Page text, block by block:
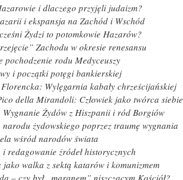
i dlaczego przyjęli judaizm?
i ekspansja na Zachód i Wschód
Żydzi to potomkowie Hazarów?
Zachodu w okresie renesansu
pochodzenie rodu Medyceuszy
i początki potęgi bankierskiej
Wylęgarnia kabały chrześcijańskiej
della Mirandoli: Człowiek jako twórca siebie
Żydów z Hiszpanii i ród Borgiów
żydowskiego poprzez traumę wygnania
wśród narodów świata
redagowanie źródeł historycznych
walka z sektą katarów i komunizmem
– czy był „maranem” niszczącym Kościół?